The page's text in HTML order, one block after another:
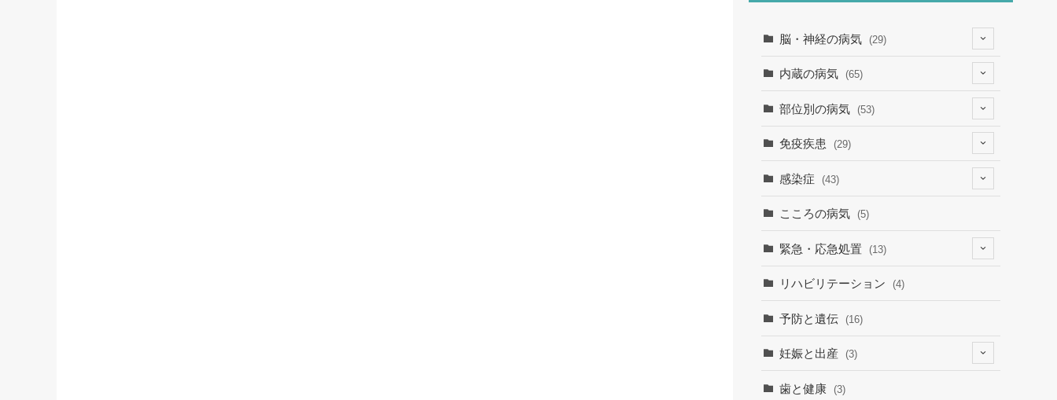
脳・神経の病気 (29)
(4)
(2)
(1)
(7)
内蔵の病気 (65)
(6)
(19)
(1)
部位別の病気 (53)
(7)
(15)
(3)
免疫疾患 (29)
(8)
感染症 (43)
(9)
(30)
こころの病気 (5)
緊急・応急処置 (13)
(6)
リハビリテーション (4)
予防と遺伝 (16)
妊娠と出産 (3)
歯と健康 (3)